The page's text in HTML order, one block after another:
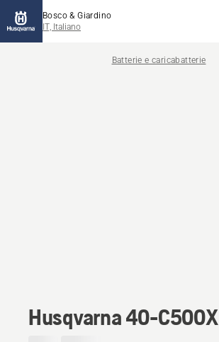
Bosco & Giardino
IT, Italiano
Batterie e caricabatterie
Husqvarna 40-C500X